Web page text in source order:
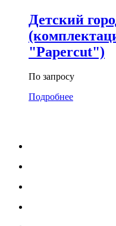
Детский
"Papercut")
По запросу
Подробнее